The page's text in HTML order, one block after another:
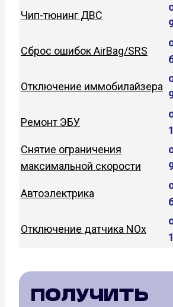
Чип-тюнинг ДВС
Сброс ошибок AirBag/SRS
Отключение иммобилайзера
Ремонт ЭБУ
Снятие ограничения
максимальной скорости
Автоэлектрика
Отключение датчика NOx
ПОЛУЧИТЬ